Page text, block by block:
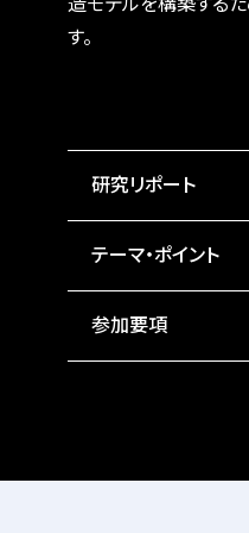
す。
研究リポート
テーマ・ポイント
参加要項